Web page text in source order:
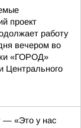
проект
работу
вечером во
«ГОРОД»
Центрального
— «Это у нас